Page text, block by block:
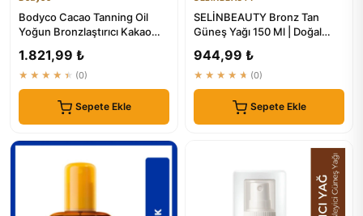
Bodyco Cacao Tanning Oil
Yoğun Bronzlaştırıcı Kakao
1.821,99 ₺
★★★★★ (0)
Sepete Ekle
SELİNBEAUTY Bronz Tan
Güneş Yağı 150 Ml | Doğal
944,99 ₺
★★★★★ (0)
Sepete Ekle